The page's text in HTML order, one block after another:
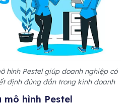
hình Pestel giúp doanh nghiệp có
định đúng đắn trong kinh doanh
mô hình Pestel